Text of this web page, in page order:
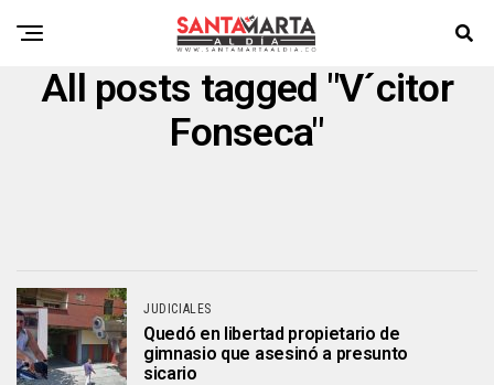
All posts tagged "V´citor
Fonseca"
JUDICIALES
Quedó en libertad propietario de
gimnasio que asesinó a presunto
sicario